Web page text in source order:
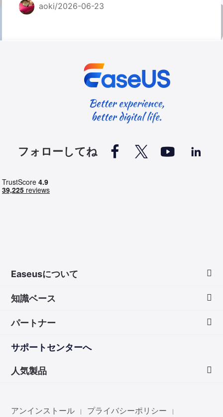
aoki/2026-06-23
フォローしてね    
Easeusについて
ダウンロードセンター
お問い合わせ
知識ベース
無料録音ソフト
Mac アプリ ストア
パートナー
サポートセンターへ
人気製品
アンインストール
プライバシーポリシー